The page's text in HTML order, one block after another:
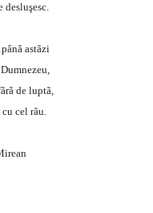
desluşesc.
astãzi
de luptã,
cel rãu.